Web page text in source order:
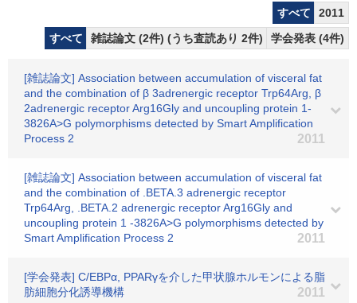
すべて
2011
すべて
雑誌論文 (2件) (うち査読あり 2件) 学会発表 (4件)
[雑誌論文] Association between accumulation of visceral fat
and the combination of β 3adrenergic receptor Trp64Arg, β
2adrenergic receptor Arg16Gly and uncoupling protein 1-
3826A>G polymorphisms detected by Smart Amplification
Process 2
2011
[雑誌論文] Association between accumulation of visceral fat
and the combination of .BETA.3 adrenergic receptor
Trp64Arg, .BETA.2 adrenergic receptor Arg16Gly and
uncoupling protein 1 -3826A>G polymorphisms detected by
Smart Amplification Process 2
2011
[学会発表] C/EBPα, PPARγを介した甲状腺ホルモンによる脂
肪細胞分化誘導機構
2011